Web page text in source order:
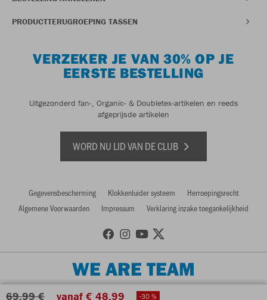
69,99 € vanaf € 48,99 -30 %
PRODUCTTERUGROEPING TASSEN
VERZEKER JE VAN 30% OP JE
EERSTE BESTELLING
Uitgezonderd fan-, Organic- & Doubletex-artikelen en reeds
afgeprijsde artikelen
WORD NU LID VAN DE CLUB
Gegevensbescherming Klokkenluider systeem
Herroepingsrecht
Algemene Voorwaarden
Impressum Verklaring inzake toegankelijkheid
WE ARE TEAM